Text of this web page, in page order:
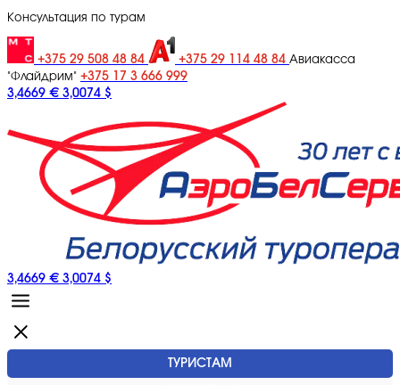
Консультация по турам
+375 29 508 48 84 +375 29 114 48 84 Авиакасса
"Флайдрим" +375 17 3 666 999
3,4669 € 3,0074 $
3,4669 € 3,0074 $
ТУРИСТАМ